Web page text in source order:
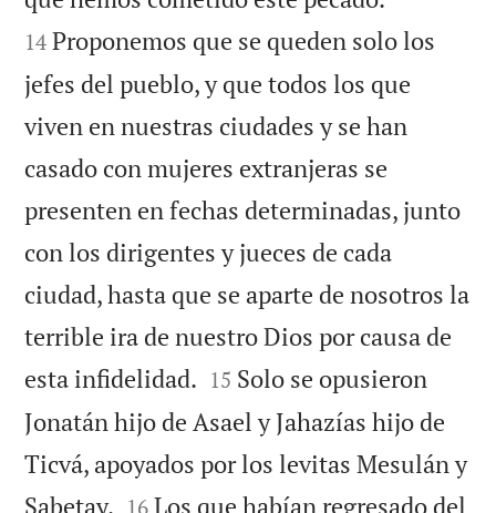
14 Proponemos que se queden solo los
jefes del pueblo, y que todos los que
viven en nuestras ciudades y se han
casado con mujeres extranjeras se
presenten en fechas determinadas, junto
con los dirigentes y jueces de cada
ciudad, hasta que se aparte de nosotros la
terrible ira de nuestro Dios por causa de
esta infidelidad. 

15 Solo se opusieron
Jonatán hijo de Asael y Jahazías hijo de
Ticvá, apoyados por los levitas Mesulán y
Sabetay. 

16 Los que habían regresado del